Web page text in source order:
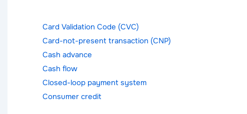
Card Validation Code (CVC)
Card-not-present transaction (CNP)
Cash advance
Cash flow
Closed-loop payment system
Consumer credit